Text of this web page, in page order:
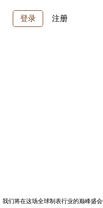
登录 注册
们将在这场全球制表行业的巅峰盛